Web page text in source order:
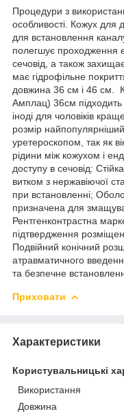
Процедури з
особливості. Кожух для
для встановлення
полегшує проходження
сечовід, а також
має гідрофільне
довжина 36 см і 46 см.
Амплац) 36см підходить
іноді для чоловіків
розмір
уретероскопом, так як
рідини між кожухом і
доступу в сечовід:
витком з нержавіючої
при встановленні;
призначена для
Рентгенконтрастна
підтвердження
Подвійний конічний
атравматичного
та безпечне
Приховати
Характеристики
Користувальницькі
Використання
Довжина